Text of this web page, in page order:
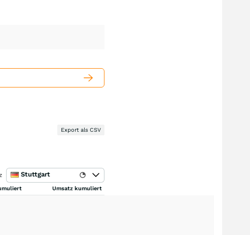
Export als CSV
Stuttgart
Umsatz kumuliert